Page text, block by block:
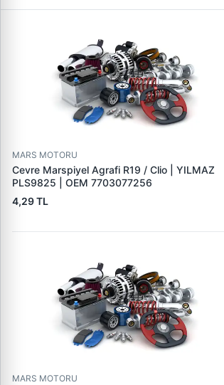
MARS MOTORU
Cevre Marspiyel Agrafi R19 / Clio | YILMAZ
PLS9825 | OEM 7703077256
4,29 TL
MARS MOTORU